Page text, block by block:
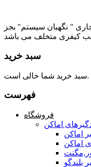
" نگهبان سیستم" بجز
کیفری متخلف می باشد
سبد خرید
سبد خرید شما خالی است.
فهرست
فروشگاه
اماکن
اماکن
اماکن
بلندگو